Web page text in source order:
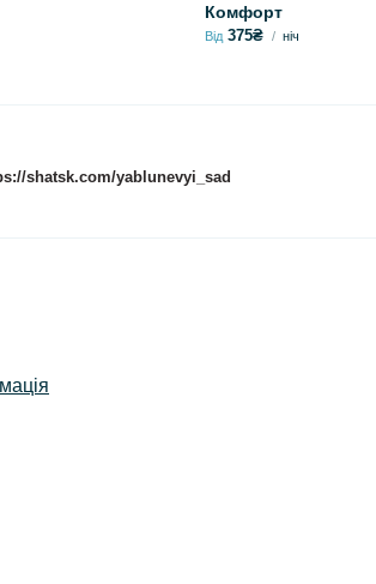
Комфорт
Від 375₴ ніч
shatsk.com/yablunevyi_sad